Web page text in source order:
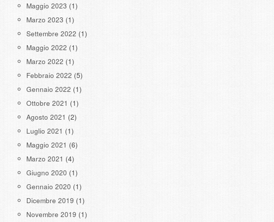
Maggio 2023 (1)
Marzo 2023 (1)
Settembre 2022 (1)
Maggio 2022 (1)
Marzo 2022 (1)
Febbraio 2022 (5)
Gennaio 2022 (1)
Ottobre 2021 (1)
Agosto 2021 (2)
Luglio 2021 (1)
Maggio 2021 (6)
Marzo 2021 (4)
Giugno 2020 (1)
Gennaio 2020 (1)
Dicembre 2019 (1)
Novembre 2019 (1)